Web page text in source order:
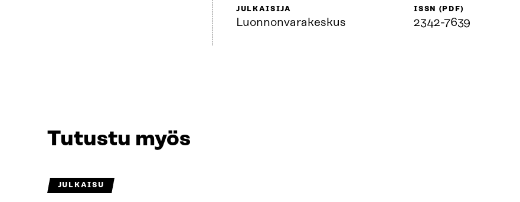
JULKAISIJA
Luonnonvarakeskus
ISSN (PDF)
2342-7639
Tutustu myös
JULKAISU